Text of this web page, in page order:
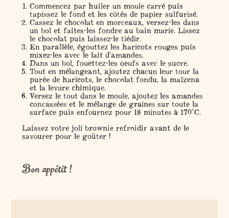
Commencez par huiler un moule carré puis
tapissez le fond et les côtés de papier sulfurisé.
Cassez le chocolat en morceaux, versez-les dans
un bol et faites-les fondre au bain marie. Lissez
le chocolat puis laissez-le tiédir.
En parallèle, égouttez les haricots rouges puis
mixez-les avec le lait d'amandes.
Dans un bol, fouettez-les oeufs avec le sucre.
Tout en mélangeant, ajoutez chacun leur tour la
purée de haricots, le chocolat fondu, la maïzena
et la levure chimique.
Versez le tout dans le moule, ajoutez les amandes
concassées et le mélange de graines sur toute la
surface puis enfournez pour 18 minutes à 170°C.
Laissez votre joli brownie refroidir avant de le
savourer pour le goûter !
Bon appétit !